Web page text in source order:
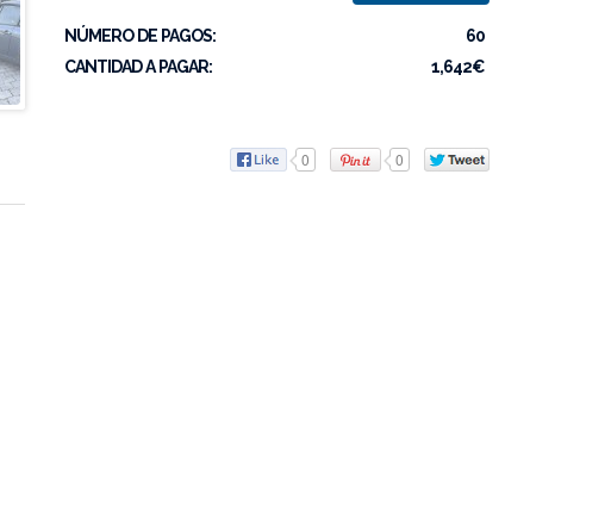
NÚMERO DE PAGOS:
60
CANTIDAD A PAGAR:
1,642€
0 0